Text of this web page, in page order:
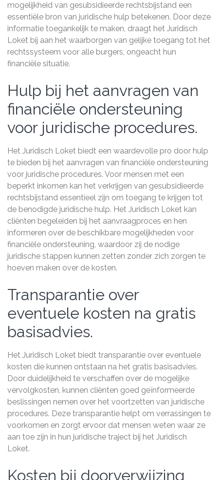
mogelijkheid van gesubsidieerde rechtsbijstand een
essentiële bron van juridische hulp betekenen. Door deze
informatie toegankelijk te maken, draagt het Juridisch
Loket bij aan het waarborgen van gelijke toegang tot het
rechtssysteem voor alle burgers, ongeacht hun
financiële situatie.
Hulp bij het aanvragen van
financiële ondersteuning
voor juridische procedures.
Het Juridisch Loket biedt een waardevolle pro door hulp
te bieden bij het aanvragen van financiële ondersteuning
voor juridische procedures. Voor mensen met een
beperkt inkomen kan het verkrijgen van gesubsidieerde
rechtsbijstand essentieel zijn om toegang te krijgen tot
de benodigde juridische hulp. Het Juridisch Loket kan
cliënten begeleiden bij het aanvraagproces en hen
informeren over de beschikbare mogelijkheden voor
financiële ondersteuning, waardoor zij de nodige
juridische stappen kunnen zetten zonder zich zorgen te
hoeven maken over de kosten.
Transparantie over
eventuele kosten na gratis
basisadvies.
Het Juridisch Loket biedt transparantie over eventuele
kosten die kunnen ontstaan na het gratis basisadvies.
Door duidelijkheid te verschaffen over de mogelijke
vervolgkosten, kunnen cliënten goed geïnformeerde
beslissingen nemen over het voortzetten van juridische
procedures. Deze transparantie helpt om verrassingen te
voorkomen en zorgt ervoor dat mensen weten waar ze
aan toe zijn in hun juridische traject bij het Juridisch
Loket.
Kosten bij doorverwijzing